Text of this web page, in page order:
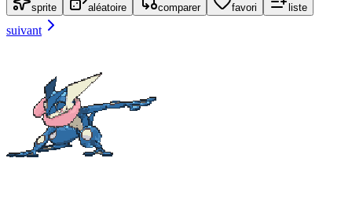
sprite aléatoire comparer favori liste
suivant